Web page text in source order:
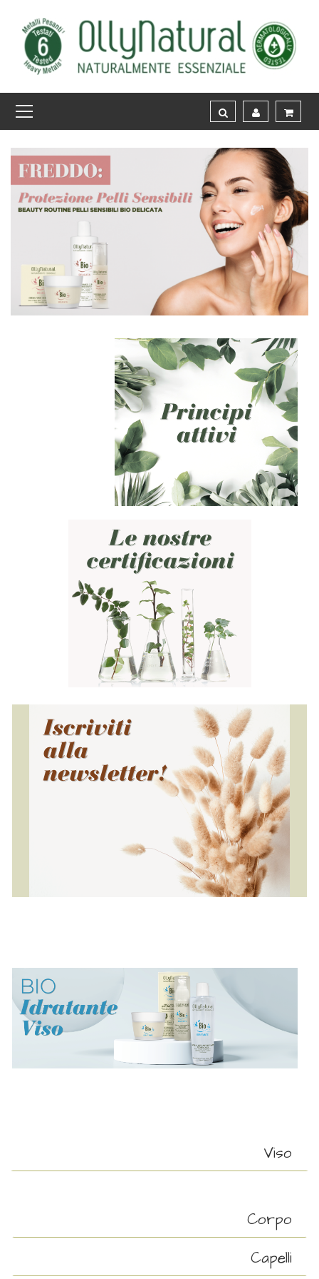
Viso
Corpo
Capelli